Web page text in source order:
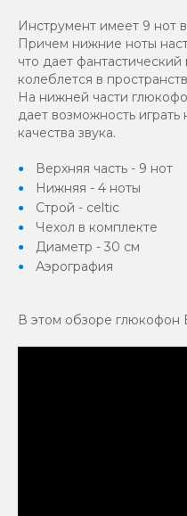
Инструмент имеет 9 нот
Причем нижние ноты
что дает
колеблется в
На нижней части
дает возможность
качества звука.
Верхняя часть - 9 нот
Нижняя - 4 ноты
Строй - celtic
Чехол в комплекте
Диаметр - 30 см
Аэрография
В этом обзоре глюкофон